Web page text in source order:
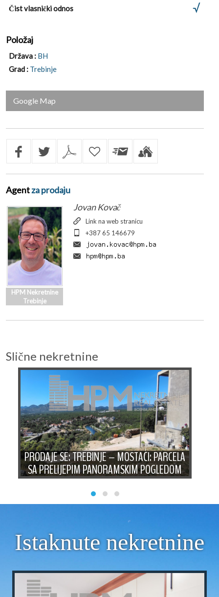
Čist vlasnički odnos
Položaj
Država : BH
Grad : Trebinje
Google Map
Agentza prodaju
HPM Nekretnine
Trebinje
Jovan Kovač
Link na web stranicu
+387 65 146679
Slične nekretnine
PRODAJE SE: TREBINJE – MOSTAĆI: PARCELA
SA PRELIJEPIM PANORAMSKIM POGLEDOM
Istaknute nekretnine